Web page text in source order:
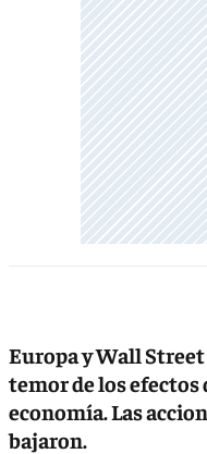
Europa y Wall Street
temor de los efectos
economía. Las
bajaron.